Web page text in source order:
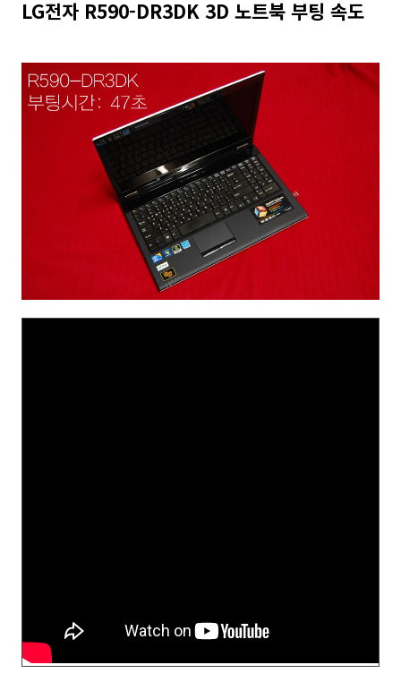
LG전자 R590-DR3DK 3D 노트북 부팅 속도